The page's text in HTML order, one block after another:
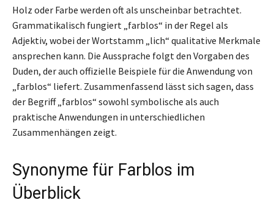
Holz oder Farbe werden oft als unscheinbar betrachtet.
Grammatikalisch fungiert „farblos“ in der Regel als
Adjektiv, wobei der Wortstamm „lich“ qualitative Merkmale
ansprechen kann. Die Aussprache folgt den Vorgaben des
Duden, der auch offizielle Beispiele für die Anwendung von
„farblos“ liefert. Zusammenfassend lässt sich sagen, dass
der Begriff „farblos“ sowohl symbolische als auch
praktische Anwendungen in unterschiedlichen
Zusammenhängen zeigt.
Synonyme für Farblos im
Überblick